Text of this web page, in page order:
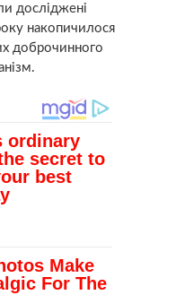
досліджені
накопичилося
доброчинного